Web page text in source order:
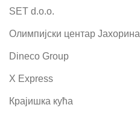
SET d.o.o.
Олимпијски центар Јахорина
Dineco Group
X Express
Крајишка кућа